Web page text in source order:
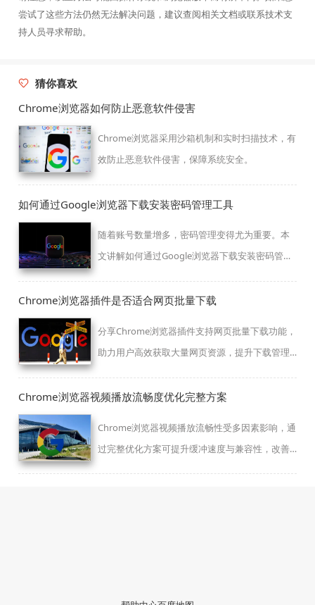
尝试了这些方法仍然无法解决问题，建议查阅相关文档或联系技术支
持人员寻求帮助。
猜你喜欢
Chrome浏览器如何防止恶意软件侵害
Chrome浏览器采用沙箱机制和实时扫描技术，有
效防止恶意软件侵害，保障系统安全。
如何通过Google浏览器下载安装密码管理工具
随着账号数量增多，密码管理变得尤为重要。本
文讲解如何通过Google浏览器下载安装密码管理
和使用更加便捷安全。
Chrome浏览器插件是否适合网页批量下载
分享Chrome浏览器插件支持网页批量下载功能，
助力用户高效获取大量网页资源，提升下载管理
Chrome浏览器视频播放流畅度优化完整方案
Chrome浏览器视频播放流畅性受多因素影响，通
过完整优化方案可提升缓冲速度与兼容性，改善